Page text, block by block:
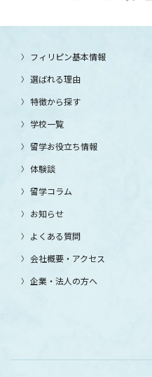
フィリピン基本情報
選ばれる理由
特徴から探す
学校一覧
留学お役立ち情報
体験談
留学コラム
お知らせ
よくある質問
会社概要・アクセス
企業・法人の方へ